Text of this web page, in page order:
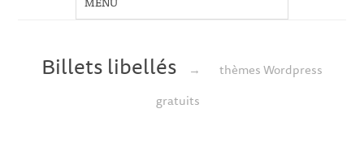
Billets libellés →
thèmes Wordpress
gratuits